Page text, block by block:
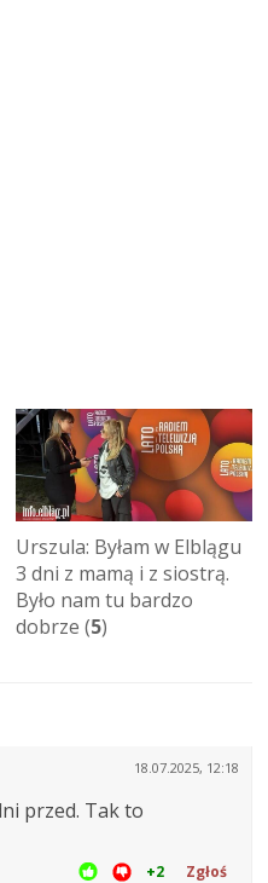
Urszula: Byłam w Elblągu
3 dni z mamą i z siostrą.
Było nam tu bardzo
dobrze (5)
18.07.2025, 12:18
przed. Tak to
+2 Zgłoś